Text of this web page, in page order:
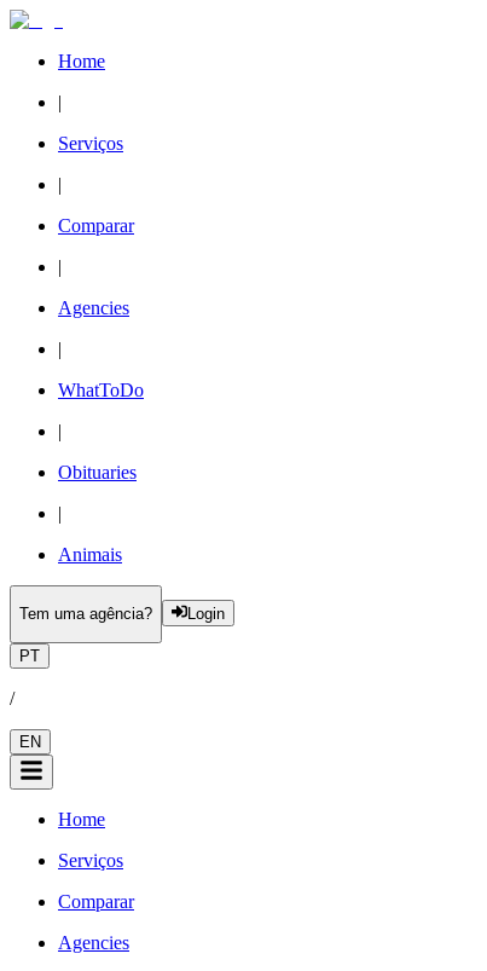
Home
|
Serviços
|
Comparar
|
Agencies
|
WhatToDo
|
Obituaries
|
Animais
Tem uma agência? Login
PT
/
EN
Home
Serviços
Comparar
Agencies